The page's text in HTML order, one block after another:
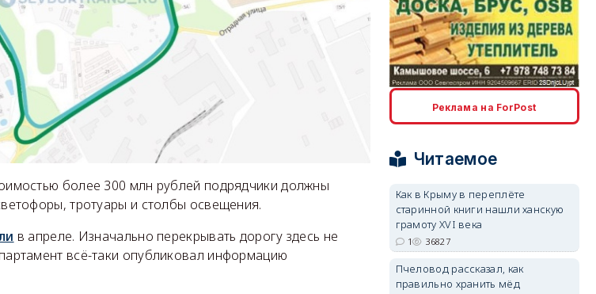
более 300 млн рублей подрядчики должны
тротуары и столбы освещения.
в апреле. Изначально перекрывать дорогу здесь не
всё-таки опубликовал информацию
erid: 2SDnjcLUypt
erid: 2SDnjcrDNw6
Реклама на ForPost
Читаемое
Как в Крыму в переплёте
старинной книги нашли ханскую
грамоту XVI века
1 36827
Пчеловод рассказал, как
правильно хранить мёд